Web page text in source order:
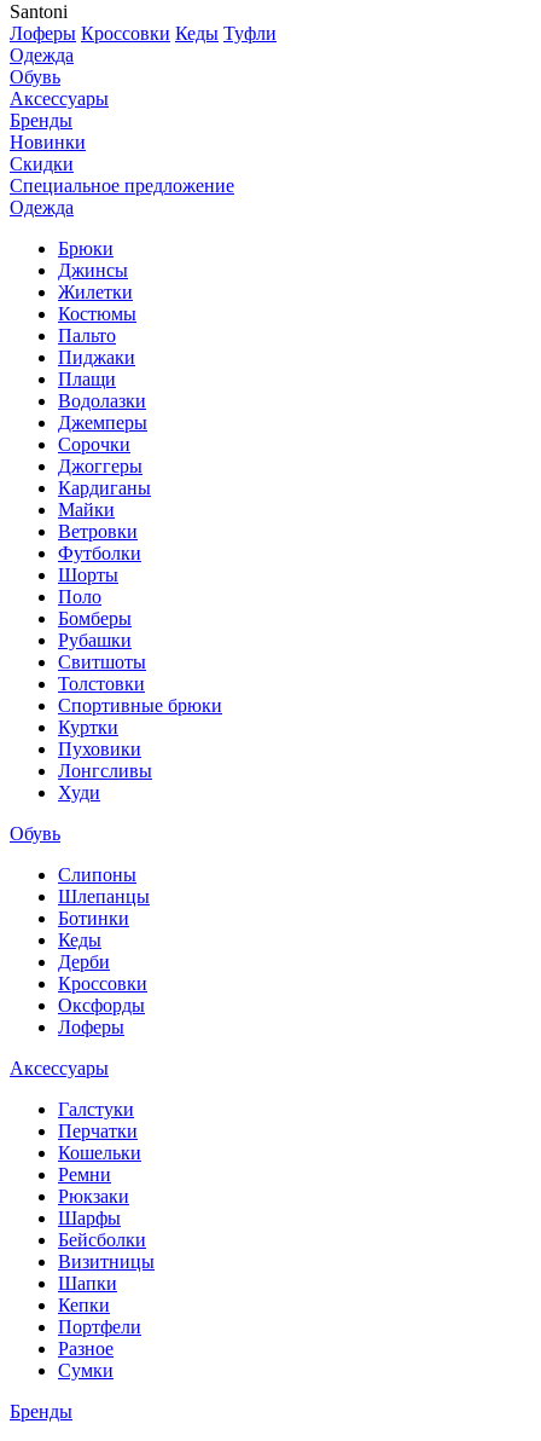
Santoni
Лоферы Кроссовки Кеды Туфли
Одежда
Обувь
Аксессуары
Бренды
Новинки
Скидки
Специальное предложение
Одежда
Брюки
Джинсы
Жилетки
Костюмы
Пальто
Пиджаки
Плащи
Водолазки
Джемперы
Сорочки
Джоггеры
Кардиганы
Майки
Ветровки
Футболки
Шорты
Поло
Бомберы
Рубашки
Свитшоты
Толстовки
Спортивные брюки
Куртки
Пуховики
Лонгсливы
Худи
Обувь
Слипоны
Шлепанцы
Ботинки
Кеды
Дерби
Кроссовки
Оксфорды
Лоферы
Аксессуары
Галстуки
Перчатки
Кошельки
Ремни
Рюкзаки
Шарфы
Бейсболки
Визитницы
Шапки
Кепки
Портфели
Разное
Сумки
Бренды